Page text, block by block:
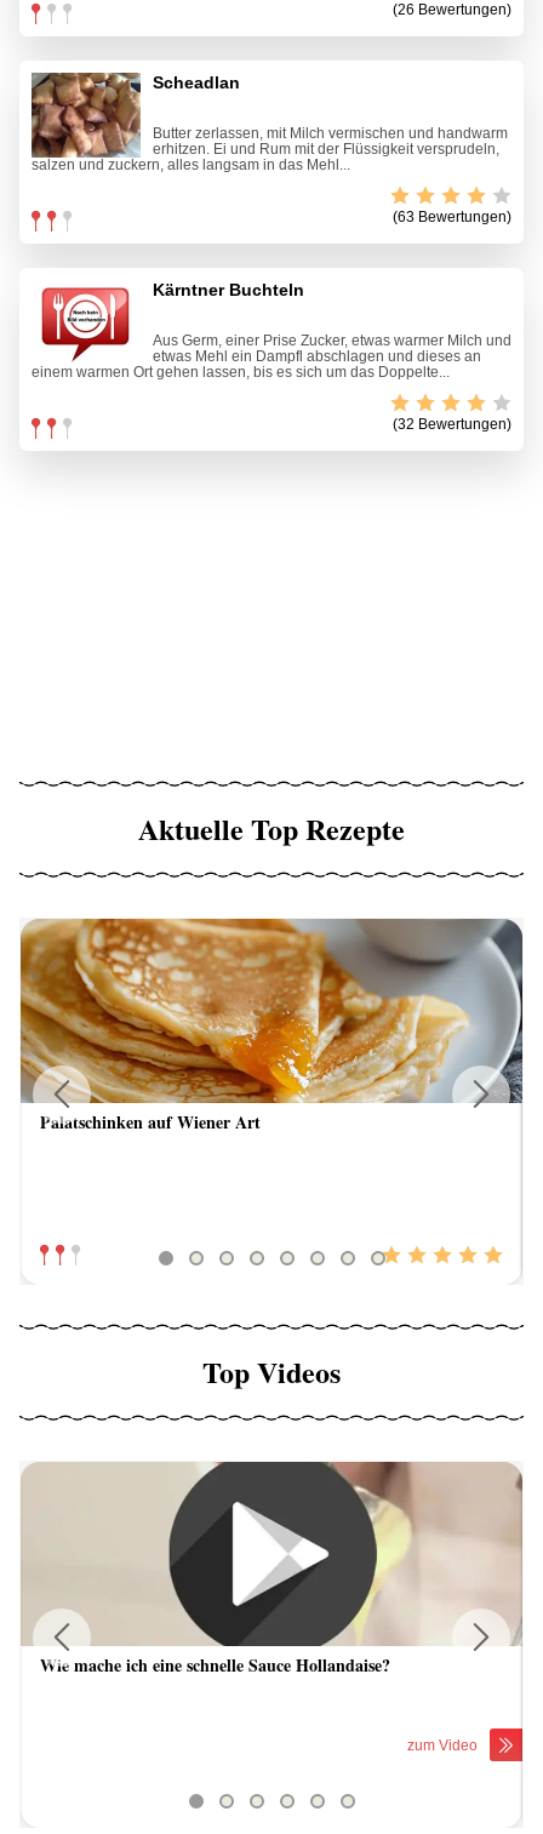
(26 Bewertungen)
Scheadlan
Butter zerlassen, mit Milch vermischen und handwarm
erhitzen. Ei und Rum mit der Flüssigkeit versprudeln,
salzen und zuckern, alles langsam in das Mehl...
(63 Bewertungen)
Kärntner Buchteln
Aus Germ, einer Prise Zucker, etwas warmer Milch und
etwas Mehl ein Dampfl abschlagen und dieses an
einem warmen Ort gehen lassen, bis es sich um das Doppelte...
(32 Bewertungen)
Aktuelle Top Rezepte
Palatschinken auf Wiener Art
Previous
Top Videos
Wie mache ich eine schnelle Sauce Hollandaise?
zum Video
Previous